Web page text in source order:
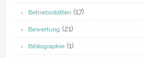
Betriebsstätten (17)
Bewertung (21)
Bibliographie(1)